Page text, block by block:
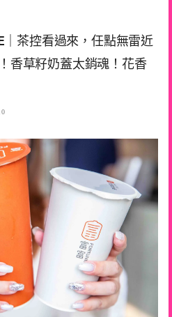
茶控看過來，任點無雷近
香草籽奶蓋太銷魂！花香